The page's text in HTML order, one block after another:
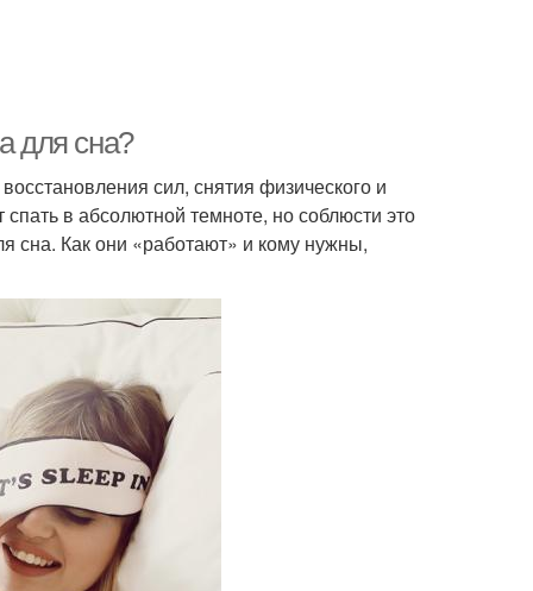
для сна?
сил, снятия физического и
в абсолютной темноте, но соблюсти это
сна. Как они «работают» и кому нужны,